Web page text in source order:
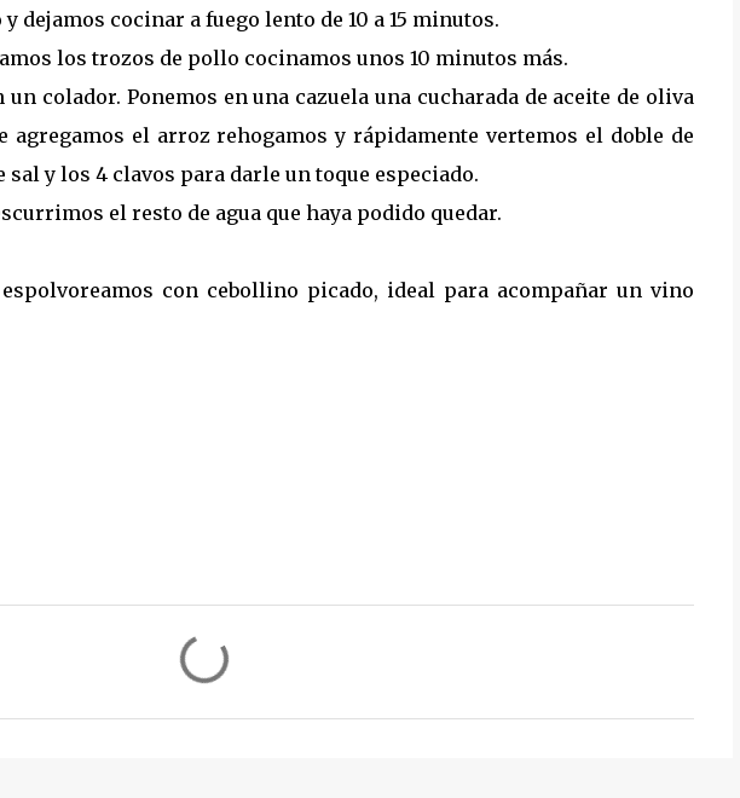
dejamos cocinar a fuego lento de 10 a 15 minutos.
los trozos de pollo cocinamos unos 10 minutos más.
colador. Ponemos en una cazuela una cucharada de aceite de oliva
agregamos el arroz rehogamos y rápidamente vertemos el doble de
sal y los 4 clavos para darle un toque especiado.
el resto de agua que haya podido quedar.
con cebollino picado, ideal para acompañar un vino